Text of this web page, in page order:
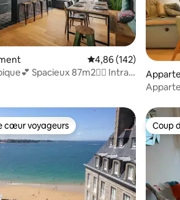
la base de 144 commentaires : 4,9 sur 5
Évaluation moyenne
4,86 (142)
Spacieux 87m2🧘‍♀️ Intra-
cœur voyageurs
cœur voyageurs Coup
Coup